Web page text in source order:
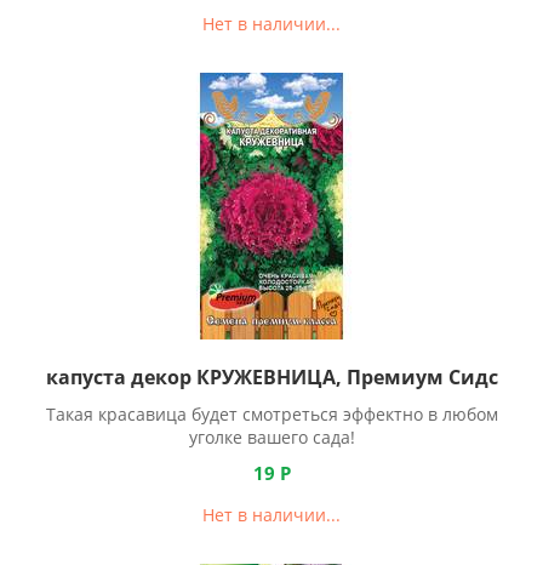
Нет в наличии...
капуста декор КРУЖЕВНИЦА, Премиум Сидс
Такая красавица будет смотреться эффектно в любом
уголке вашего сада!
19 Р
Нет в наличии...